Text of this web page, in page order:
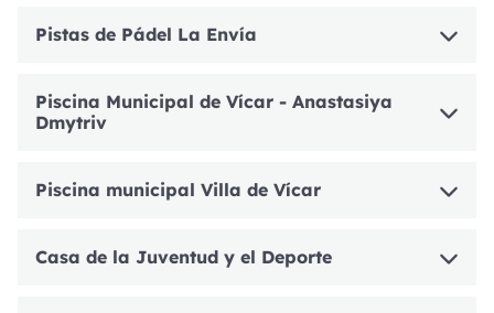
Pistas de Pádel La Envía
Piscina Municipal de Vícar - Anastasiya
Dmytriv
Piscina municipal Villa de Vícar
Casa de la Juventud y el Deporte